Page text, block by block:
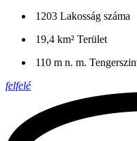
1203 Lakosság száma
19,4 km² Terület
110 m n. m.
felfelé